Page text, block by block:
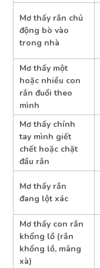
Mơ thấy rắn chủ
động bò vào
trong nhà
Mơ thấy một
hoặc nhiều con
rắn đuổi theo
mình
Mơ thấy chính
tay mình giết
chết hoặc chặt
đầu rắn
Mơ thấy rắn
đang lột xác
Mơ thấy con rắn
khổng lồ (rắn
khổng lồ, mãng
xà)